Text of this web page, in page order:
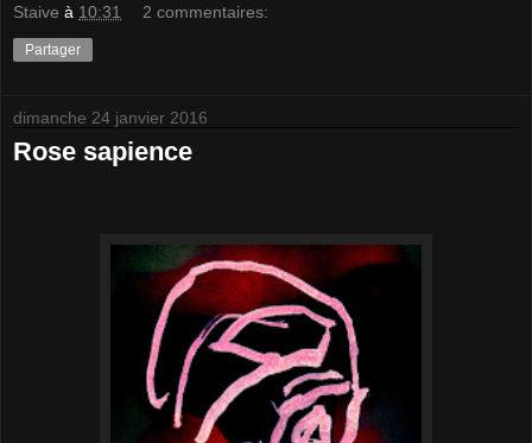
Staive à 10:31 2 commentaires:
Partager
dimanche 24 janvier 2016
Rose sapience